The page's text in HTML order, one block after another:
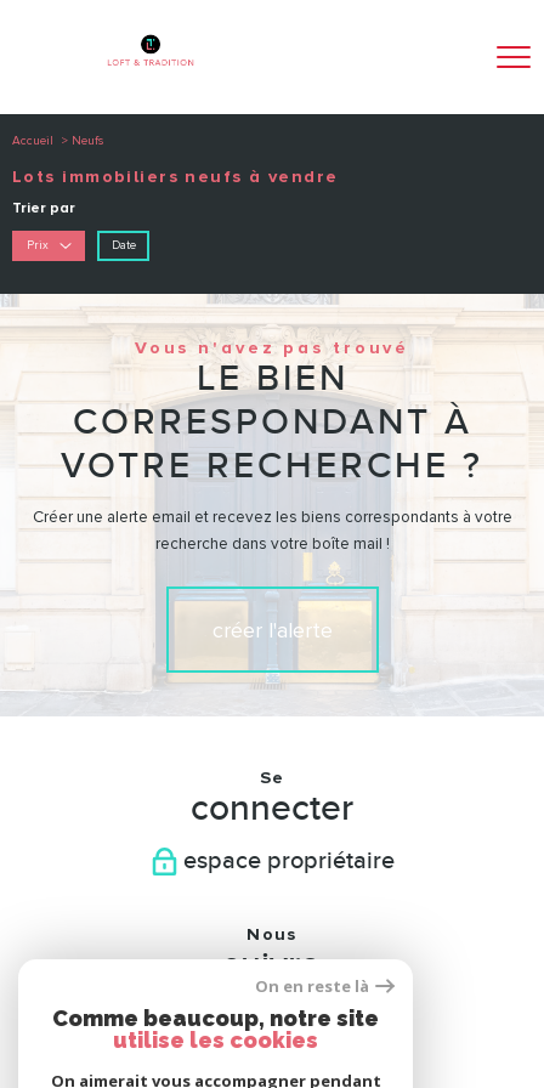
Accueil Neufs
Lots immobiliers neufs à vendre
Trier par
Prix Date
Vous n'avez pas trouvé
LE BIEN
CORRESPONDANT À
VOTRE RECHERCHE ?
Créer une alerte email et recevez les biens correspondants à votre
recherche dans votre boîte mail !
créer l'alerte
Se
connecter
espace propriétaire
Nous
suivre
On en reste là
Comme beaucoup, notre site
utilise les cookies
On aimerait vous accompagner pendant